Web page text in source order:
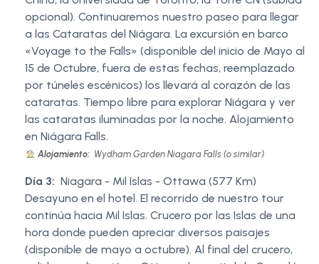
opcional). Continuaremos nuestro paseo para llegar
a las Cataratas del Niágara. La excursión en barco
«Voyage to the Falls» (disponible del inicio de Mayo al
15 de Octubre, fuera de estas fechas, reemplazado
por túneles escénicos) los llevará al corazón de las
cataratas. Tiempo libre para explorar Niágara y ver
las cataratas iluminadas por la noche. Alojamiento
en Niágara Falls.
Alojamiento: Wydham Garden Niagara Falls (o similar)
Día 3: Niagara - Mil Islas - Ottawa (577 Km)
Desayuno en el hotel. El recorrido de nuestro tour
continúa hacia Mil Islas. Crucero por las Islas de una
hora donde pueden apreciar diversos paisajes
(disponible de mayo a octubre). Al final del crucero,